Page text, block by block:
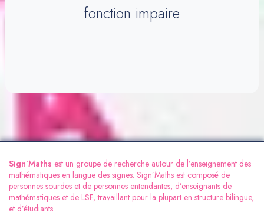
fonction impaire
Sign’Maths est un groupe de recherche autour de l’enseignement des
mathématiques en langue des signes. Sign’Maths est composé de
personnes sourdes et de personnes entendantes, d’enseignants de
mathématiques et de LSF, travaillant pour la plupart en structure bilingue,
et d’étudiants.